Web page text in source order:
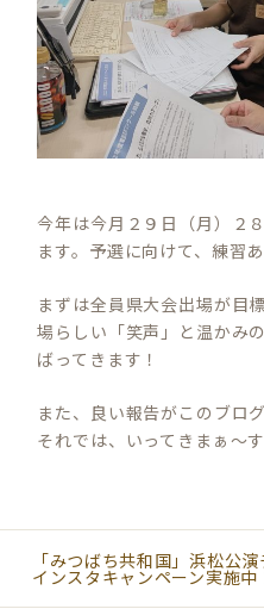
今年は今月２９日（月）２
ます。予選に向けて、練習
まずは全員県大会出場が目
場らしい「笑声」と温かみ
ばってきます！
また、良い報告がこのブロ
それでは、いってきまぁ～す
「みつばち共和国」浜松公
インスタキャンペーン実施中